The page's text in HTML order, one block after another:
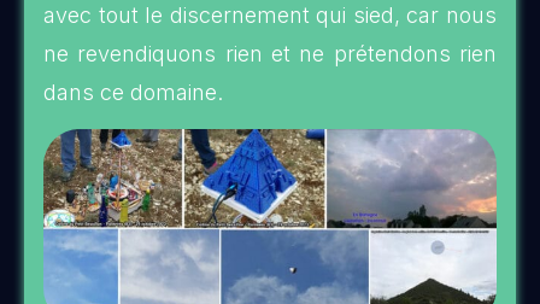
avec tout le discernement qui sied, car nous
ne revendiquons rien et ne prétendons rien
dans ce domaine.